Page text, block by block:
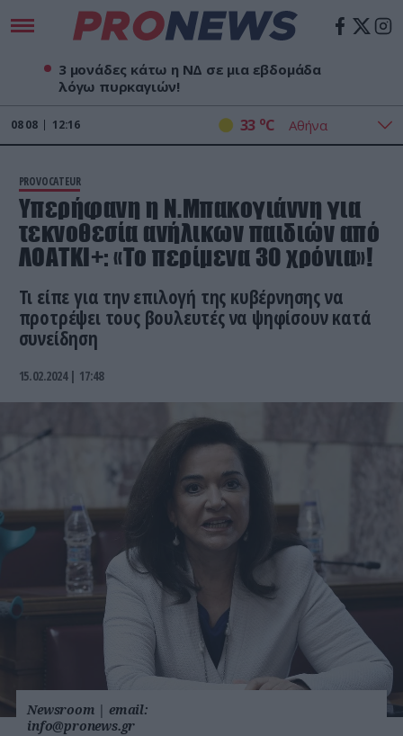
3 μονάδες κάτω η ΝΔ σε μια εβδομάδα
λόγω πυρκαγιών!
08 08 12:16 33 oC
PROVOCATEUR
Υπερήφανη η Ν.Μπακογιάννη για
τεκνοθεσία ανήλικων παιδιών από
ΛΟΑΤΚΙ+: «Το περίμενα 30 χρόνια»!
Τι είπε για την επιλογή της κυβέρνησης να
προτρέψει τους βουλευτές να ψηφίσουν κατά
συνείδηση
15.02.2024 | 17:48
Newsroom | email:
info@pronews.gr